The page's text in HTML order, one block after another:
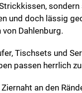
sondern
und doch lässig
Dahlenburg.
Tischsets und
passen herrlich
an den